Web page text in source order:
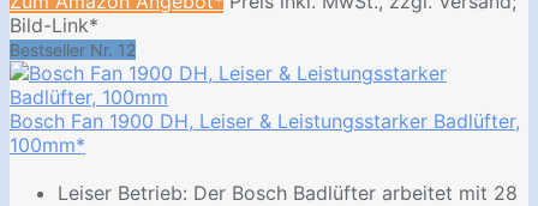
Bild-Link*
Bestseller Nr. 12
Bosch Fan 1900 DH, Leiser & Leistungsstarker Badlüfter,
100mm*
Leiser Betrieb: Der Bosch Badlüfter arbeitet mit 28